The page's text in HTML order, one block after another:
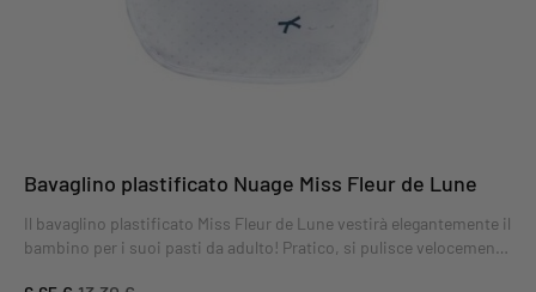
Bavaglino plastificato Nuage Miss Fleur de Lune
Il bavaglino plastificato Miss Fleur de Lune vestirà elegantemente il
bambino per i suoi pasti da adulto! Pratico, si pulisce velocemente